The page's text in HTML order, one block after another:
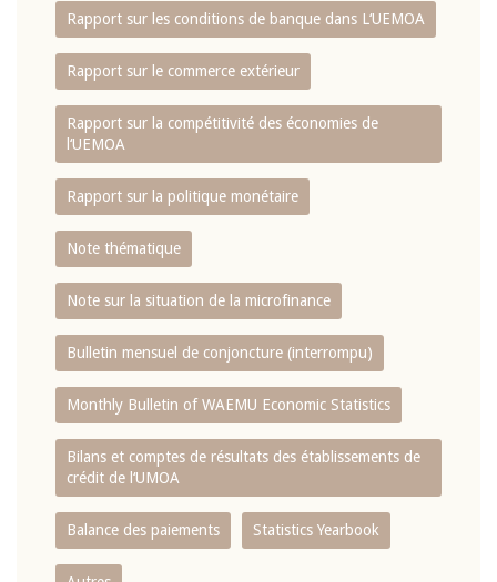
Rapport sur les conditions de banque dans L‘UEMOA
Rapport sur le commerce extérieur
Rapport sur la compétitivité des économies de
l‘UEMOA
Rapport sur la politique monétaire
Note thématique
Note sur la situation de la microfinance
Bulletin mensuel de conjoncture (interrompu)
Monthly Bulletin of WAEMU Economic Statistics
Bilans et comptes de résultats des établissements de
crédit de l‘UMOA
Balance des paiements Statistics Yearbook